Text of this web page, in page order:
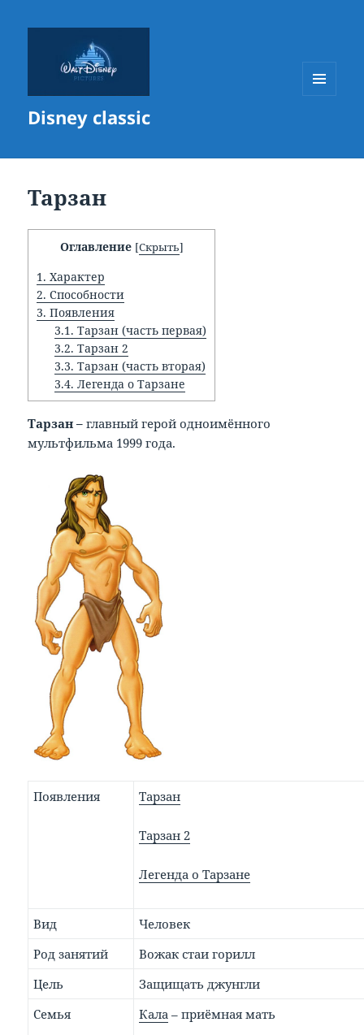
Disney classic
Тарзан
Оглавление [Скрыть]
1. Характер
2. Способности
3. Появления
3.1. Тарзан (часть первая)
3.2. Тарзан 2
3.3. Тарзан (часть вторая)
3.4. Легенда о Тарзане
Тарзан –главный герой одноимённого
мультфильма 1999 года.
Появления Тарзан
Тарзан 2
Легенда о Тарзане
Вид
Человек
Род занятий
Вожак стаи горилл
Цель
Защищать джунгли
Семья
Кала – приёмная мать